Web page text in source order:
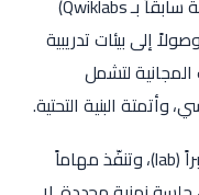
(المعروفة سابقاً بـ Qwiklabs)
إلى بيئات تدريبية
المجانية لتشمل
الفكرة بسيطة: تسجّل حساباً، تختار مختبراً (lab)، وتنفّذ مهاماً